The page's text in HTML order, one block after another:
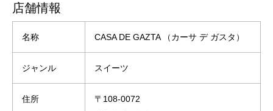
店舗情報
名称 CASA DE GAZTA （カーサ デ ガスタ）
ジャンル スイーツ
住所
〒108-0072